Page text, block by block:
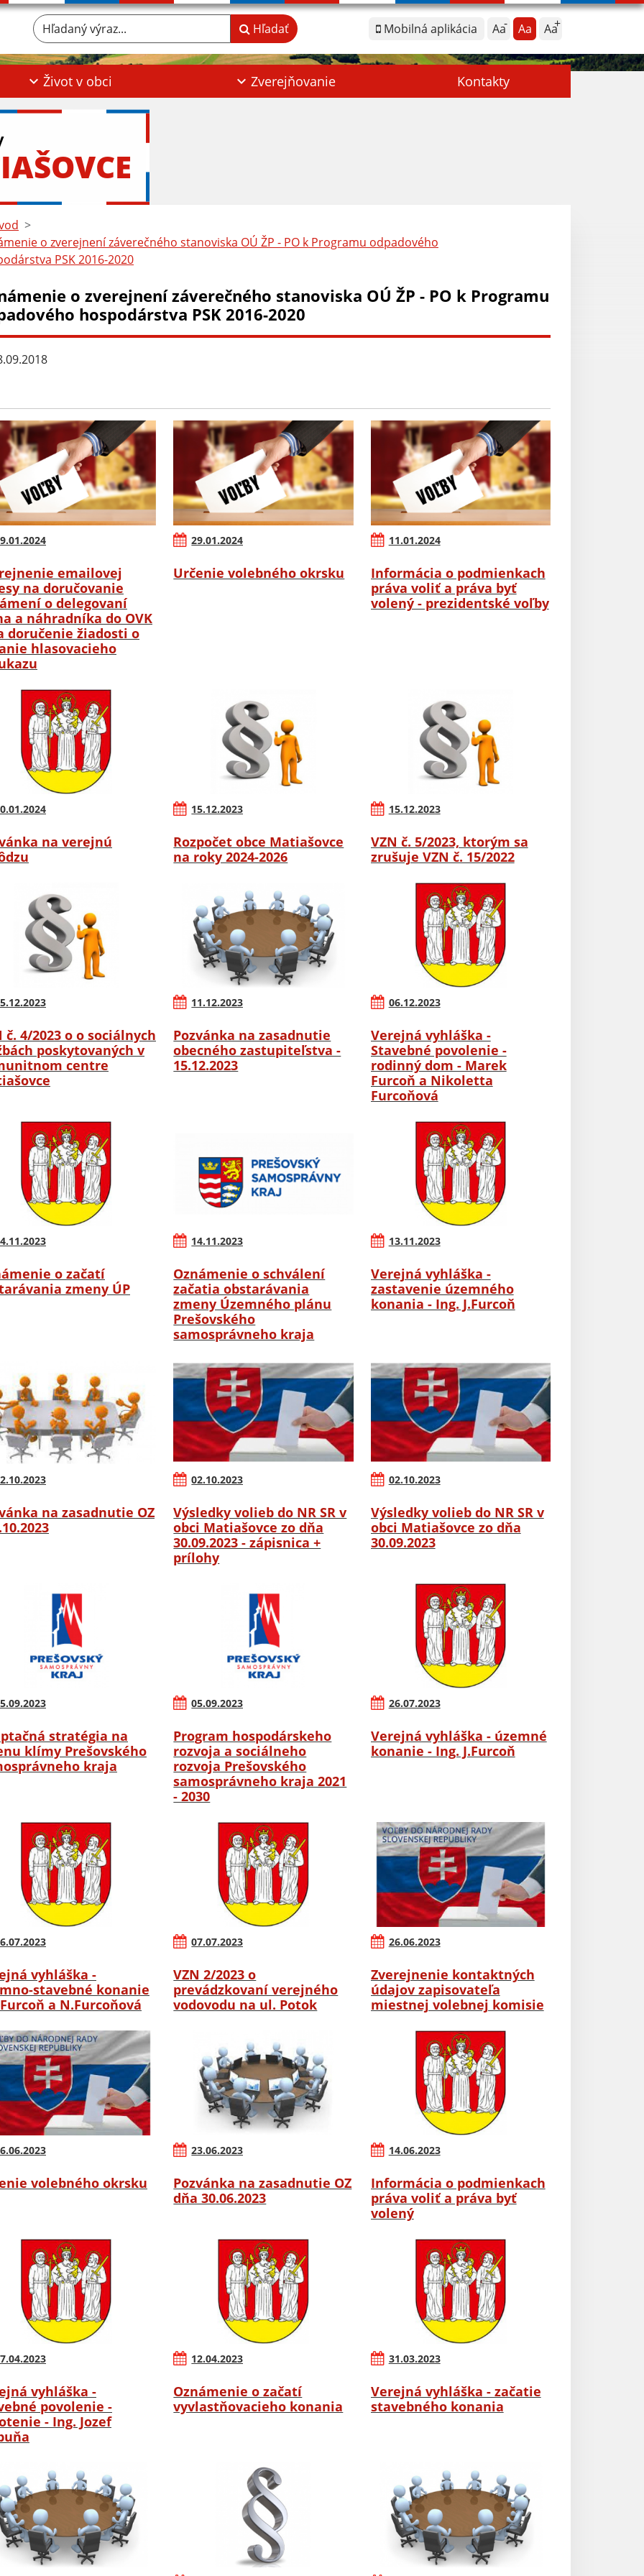
Mobilná aplikácia Aa Aa Aa
Hľadaný výraz... Hľadať
Život v obci Zverejňovanie Kontakty
o zverejnení záverečného stanoviska OÚ ŽP - PO k Programu odpadového
PSK 2016-2020
o zverejnení záverečného stanoviska OÚ ŽP - PO k Programu
hospodárstva PSK 2016-2020
emailovej
na doručovanie
o delegovaní
a náhradníka do OVK
doručenie žiadosti o
hlasovacieho
29.01.2024
Určenie volebného okrsku
11.01.2024
Informácia o podmienkach
práva voliť a práva byť
volený - prezidentské voľby
na verejnú
15.12.2023
Rozpočet obce Matiašovce
na roky 2024-2026
15.12.2023
VZN č. 5/2023, ktorým sa
zrušuje VZN č. 15/2022
č. 4/2023 o o sociálnych
poskytovaných v
centre
11.12.2023
Pozvánka na zasadnutie
obecného zastupiteľstva -
15.12.2023
06.12.2023
Verejná vyhláška -
Stavebné povolenie -
rodinný dom - Marek
Furcoň a Nikoletta
Furcoňová
o začatí
zmeny ÚP
14.11.2023
Oznámenie o schválení
začatia obstarávania
zmeny Územného plánu
Prešovského
samosprávneho kraja
13.11.2023
Verejná vyhláška -
zastavenie územného
konania - Ing. J.Furcoň
na zasadnutie OZ
02.10.2023
Výsledky volieb do NR SR v
obci Matiašovce zo dňa
30.09.2023 - zápisnica +
prílohy
02.10.2023
Výsledky volieb do NR SR v
obci Matiašovce zo dňa
30.09.2023
stratégia na
klímy Prešovského
kraja
05.09.2023
Program hospodárskeho
rozvoja a sociálneho
rozvoja Prešovského
samosprávneho kraja 2021
- 2030
26.07.2023
Verejná vyhláška - územné
konanie - Ing. J.Furcoň
vyhláška -
stavebné konanie
a N.Furcoňová
07.07.2023
VZN 2/2023 o
prevádzkovaní verejného
vodovodu na ul. Potok
26.06.2023
Zverejnenie kontaktných
údajov zapisovateľa
miestnej volebnej komisie
volebného okrsku
23.06.2023
Pozvánka na zasadnutie OZ
dňa 30.06.2023
14.06.2023
Informácia o podmienkach
práva voliť a práva byť
volený
vyhláška -
povolenie -
- Ing. Jozef
12.04.2023
Oznámenie o začatí
vyvlastňovacieho konania
31.03.2023
Verejná vyhláška - začatie
stavebného konania